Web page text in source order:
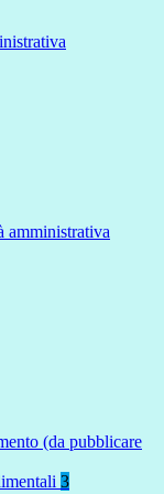
amministrativa
(da pubblicare
3